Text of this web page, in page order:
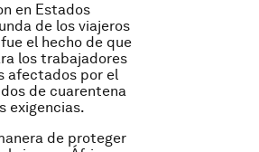
en Estados
de los viajeros
el hecho de que
los trabajadores
afectados por el
de cuarentena
exigencias.
de proteger